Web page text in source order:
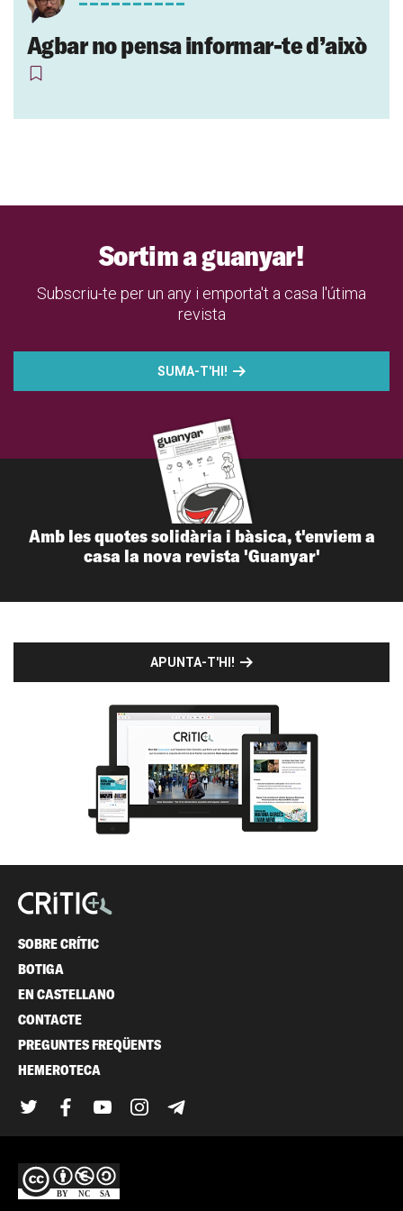
Agbar no pensa informar-te d’això
Sortim a guanyar!
Subscriu-te per un any i emporta't a casa l'útima
revista
SUMA-T'HI!
Amb les quotes solidària i bàsica, t'enviem a
casa la nova revista 'Guanyar'
APUNTA-T'HI!
SOBRE CRÍTIC
BOTIGA
EN CASTELLANO
CONTACTE
PREGUNTES FREQÜENTS
HEMEROTECA
TwitterFacebook
YouTubeInstagram